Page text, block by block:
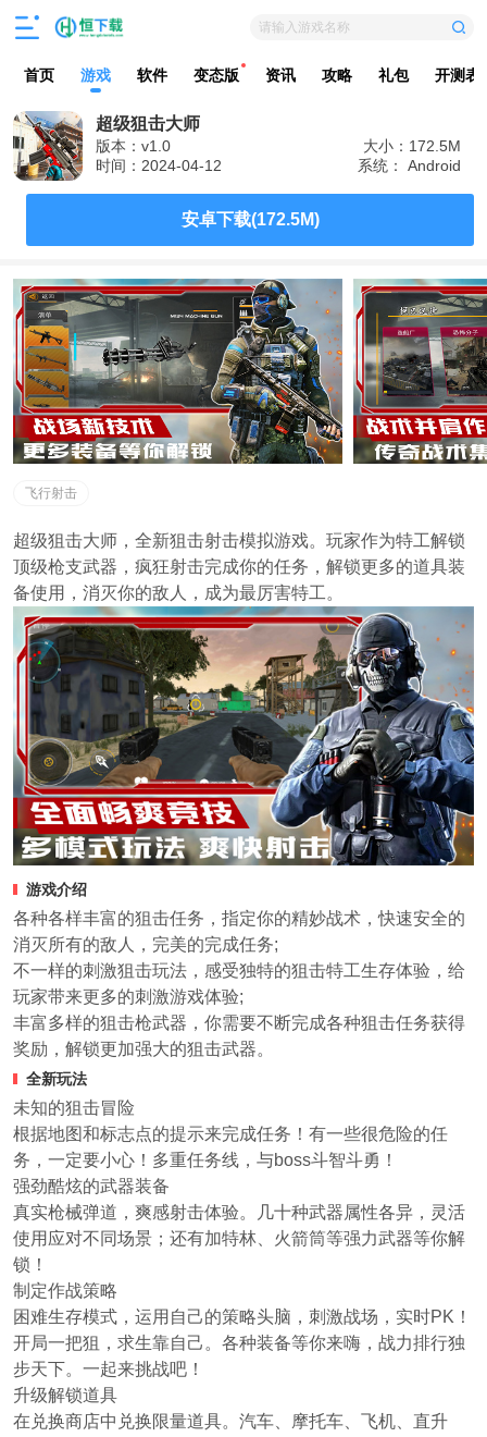
请输入游戏名称
首页 游戏 软件 变态版 资讯 攻略 礼包 开测表
超级狙击大师
版本：v1.0
大小：172.5M
时间：2024-04-12
系统： Android
安卓下载(172.5M)
飞行射击
超级狙击大师，全新狙击射击模拟游戏。玩家作为特工解锁
顶级枪支武器，疯狂射击完成你的任务，解锁更多的道具装
备使用，消灭你的敌人，成为最厉害特工。
游戏介绍
各种各样丰富的狙击任务，指定你的精妙战术，快速安全的
消灭所有的敌人，完美的完成任务;
不一样的刺激狙击玩法，感受独特的狙击特工生存体验，给
玩家带来更多的刺激游戏体验;
丰富多样的狙击枪武器，你需要不断完成各种狙击任务获得
奖励，解锁更加强大的狙击武器。
全新玩法
未知的狙击冒险
根据地图和标志点的提示来完成任务！有一些很危险的任
务，一定要小心！多重任务线，与boss斗智斗勇！
强劲酷炫的武器装备
真实枪械弹道，爽感射击体验。几十种武器属性各异，灵活
使用应对不同场景；还有加特林、火箭筒等强力武器等你解
锁！
制定作战策略
困难生存模式，运用自己的策略头脑，刺激战场，实时PK！
开局一把狙，求生靠自己。各种装备等你来嗨，战力排行独
步天下。一起来挑战吧！
升级解锁道具
在兑换商店中兑换限量道具。汽车、摩托车、飞机、直升